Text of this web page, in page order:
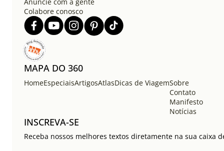
Colabore conosco
MAPA DO 360
HomeEspeciaisArtigosAtlasDicas de ViagemSobre
Contato
Manifesto
Notícias
INSCREVA-SE
Receba nossos melhores textos diretamente na sua caixa